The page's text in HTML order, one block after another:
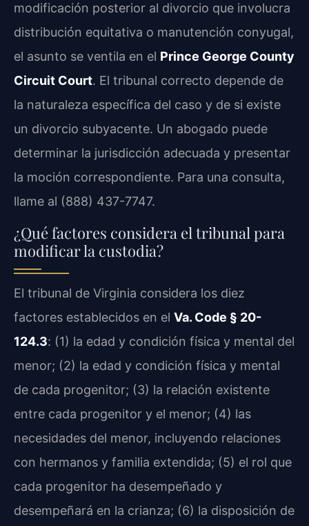
modificación posterior al divorcio que involucra
distribución equitativa o manutención conyugal,
el asunto se ventila en el Prince George County
Circuit Court. El tribunal correcto depende de
la naturaleza específica del caso y de si existe
un divorcio subyacente. Un abogado puede
determinar la jurisdicción adecuada y presentar
la moción correspondiente. Para una consulta,
llame al (888) 437-7747.
¿Qué factores considera el tribunal para
modificar la custodia?
El tribunal de Virginia considera los diez
factores establecidos en el Va. Code § 20-
124.3: (1) la edad y condición física y mental del
menor; (2) la edad y condición física y mental
de cada progenitor; (3) la relación existente
entre cada progenitor y el menor; (4) las
necesidades del menor, incluyendo relaciones
con hermanos y familia extendida; (5) el rol que
cada progenitor ha desempeñado y
desempeñará en la crianza; (6) la disposición de